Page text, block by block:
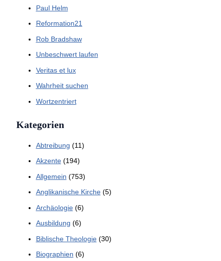
Paul Helm
Reformation21
Rob Bradshaw
Unbeschwert laufen
Veritas et lux
Wahrheit suchen
Wortzentriert
Kategorien
Abtreibung (11)
Akzente(194)
Allgemein (753)
Anglikanische Kirche(5)
Archäologie(6)
Ausbildung (6)
Biblische Theologie(30)
Biographien (6)